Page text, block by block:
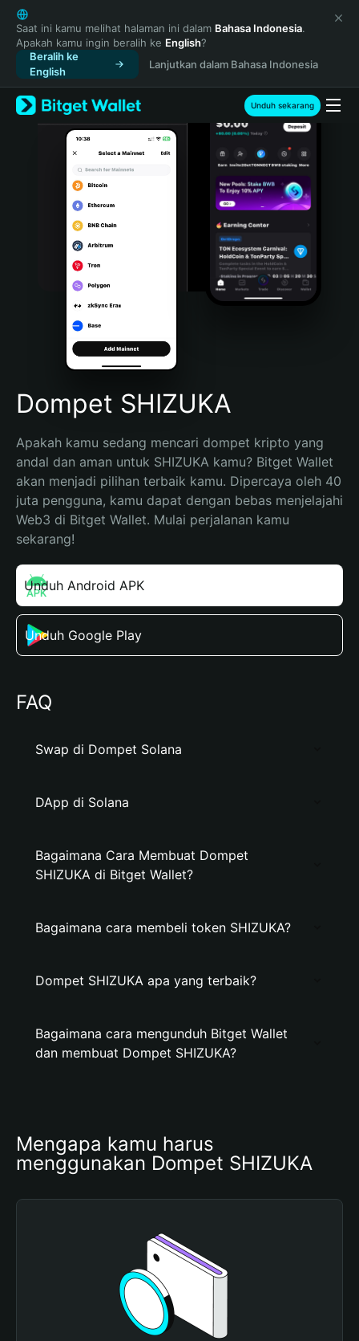
English
日本語
Tiếng Việt
Русский
Español (Latinoamérica)
Türkçe
Italiano
Português (Portugal)
Bahasa Indonesia
Português (Brasil)
Español (Argentina)
Saat ini kamu melihat halaman ini dalam Bahasa Indonesia.
Apakah kamu ingin beralih ke English?
Beralih ke
English
Lanjutkan dalam Bahasa Indonesia
Unduh sekarang
Dompet SHIZUKA
Apakah kamu sedang mencari dompet kripto yang
andal dan aman untuk SHIZUKA kamu? Bitget Wallet
akan menjadi pilihan terbaik kamu. Dipercaya oleh 40
juta pengguna, kamu dapat dengan bebas menjelajahi
Web3 di Bitget Wallet. Mulai perjalanan kamu
sekarang!
Unduh Android APK
Unduh Google Play
FAQ
Swap di Dompet Solana
DApp di Solana
Bagaimana Cara Membuat Dompet
SHIZUKA di Bitget Wallet?
Bagaimana cara membeli token SHIZUKA?
Dompet SHIZUKA apa yang terbaik?
Bagaimana cara mengunduh Bitget Wallet
dan membuat Dompet SHIZUKA?
Mengapa kamu harus
menggunakan Dompet SHIZUKA